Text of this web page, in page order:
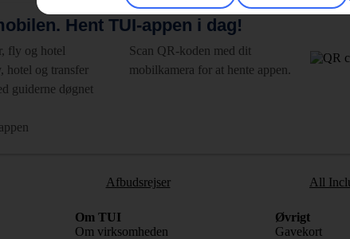
Hent TUI-appen i dag!
fly og hotel
hotel og transfer
guiderne døgnet
Scan QR-koden med dit
mobilkamera for at hente appen.
Afbudsrejser All
Om TUI
Om virksomheden
Øvrigt
Gavekort